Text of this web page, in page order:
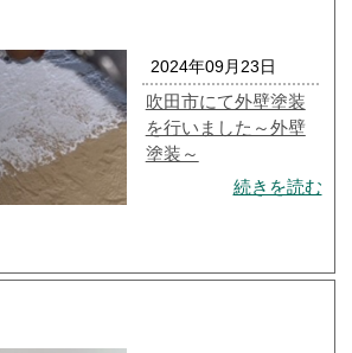
2024年09月23日
吹田市にて外壁塗装
を行いました～外壁
塗装～
続きを読む